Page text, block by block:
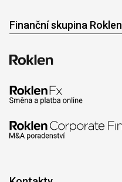
Finanční skupina Roklen